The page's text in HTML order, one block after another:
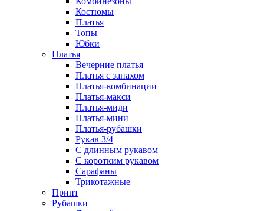
Костюмы
Платья
Топы
Юбки
Платья
Вечерние платья
Платья с запахом
Платья-комбинации
Платья-макси
Платья-миди
Платья-мини
Платья-рубашки
Рукав 3/4
С длинным рукавом
С коротким рукавом
Сарафаны
Трикотажные
Принт
Рубашки